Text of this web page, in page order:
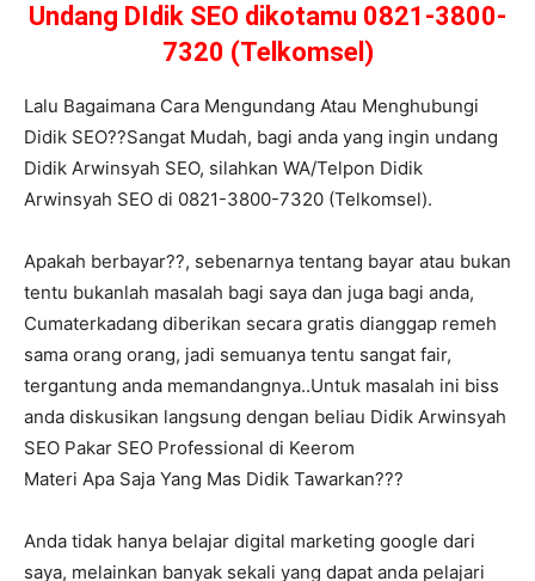
Undang DIdik SEO dikotamu 0821-3800-
7320 (Telkomsel)
Lalu Bagaimana Cara Mengundang Atau Menghubungi
Didik SEO??Sangat Mudah, bagi anda yang ingin undang
Didik Arwinsyah SEO, silahkan WA/Telpon Didik
Arwinsyah SEO di 0821-3800-7320 (Telkomsel).
Apakah berbayar??, sebenarnya tentang bayar atau bukan
tentu bukanlah masalah bagi saya dan juga bagi anda,
Cumaterkadang diberikan secara gratis dianggap remeh
sama orang orang, jadi semuanya tentu sangat fair,
tergantung anda memandangnya..Untuk masalah ini biss
anda diskusikan langsung dengan beliau Didik Arwinsyah
SEO Pakar SEO Professional di Keerom
Materi Apa Saja Yang Mas Didik Tawarkan???
Anda tidak hanya belajar digital marketing google dari
saya, melainkan banyak sekali yang dapat anda pelajari